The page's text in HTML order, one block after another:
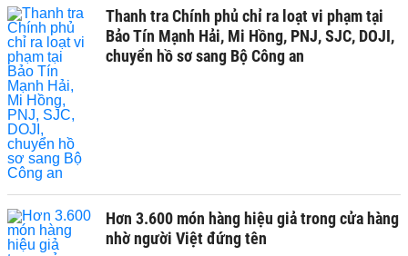
Thanh tra Chính phủ chỉ ra loạt vi phạm tại
Bảo Tín Mạnh Hải, Mi Hồng, PNJ, SJC, DOJI,
chuyển hồ sơ sang Bộ Công an
Hơn 3.600 món hàng hiệu giả trong cửa hàng
nhờ người Việt đứng tên